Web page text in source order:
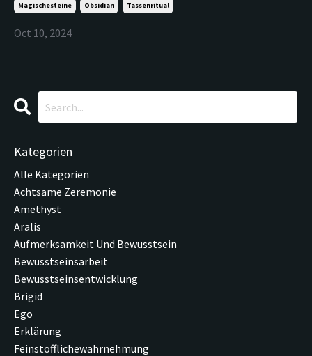
Magischesteine Obsidian Tassenritual
Oct 10, 2024
Kategorien
Alle Kategorien
Achtsame Zeremonie
Amethyst
Aralis
Aufmerksamkeit Und Bewusstsein
Bewusstseinsarbeit
Bewusstseinsentwicklung
Brigid
Ego
Erklärung
Feinstofflichewahrnehmung